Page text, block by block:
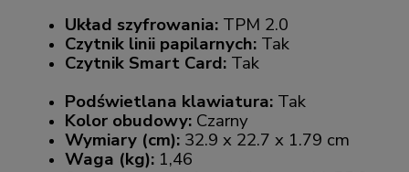
Układ szyfrowania: TPM 2.0
Czytnik linii papilarnych: Tak
Czytnik Smart Card: Tak
Podświetlana klawiatura: Tak
Kolor obudowy: Czarny
Wymiary (cm): 32.9 x 22.7 x 1.79 cm
Waga (kg): 1,46